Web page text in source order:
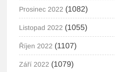
Prosinec 2022 (1082)
Listopad 2022 (1055)
Říjen 2022 (1107)
Září 2022 (1079)